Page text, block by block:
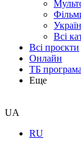
Всі
Всі проєкти
Онлайн
ТБ програма
Еще
UA
RU